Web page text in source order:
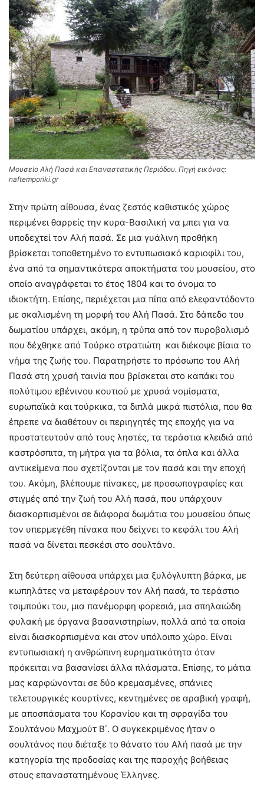
Μουσείο Αλή Πασά και Επαναστατικής Περιόδου. Πηγή εικόνας:
naftemporiki.gr
Στην πρώτη αίθουσα, ένας ζεστός καθιστικός χώρος
περιμένει θαρρείς την κυρα-Βασιλική να μπει για να
υποδεχτεί τον Αλή πασά. Σε μια γυάλινη προθήκη
βρίσκεται τοποθετημένο το εντυπωσιακό καριοφίλι του,
ένα από τα σημαντικότερα αποκτήματα του μουσείου, στο
οποίο αναγράφεται το έτος 1804 και το όνομα το
ιδιοκτήτη. Επίσης, περιέχεται μια πίπα από ελεφαντόδοντο
με σκαλισμένη τη μορφή του Αλή Πασά. Στο δάπεδο του
δωματίου υπάρχει, ακόμη, η τρύπα από τον πυροβολισμό
που δέχθηκε από Τούρκο στρατιώτη και διέκοψε βίαια το
νήμα της ζωής του. Παρατηρήστε το πρόσωπο του Αλή
Πασά στη χρυσή ταινία που βρίσκεται στο καπάκι του
πολύτιμου εβένινου κουτιού με χρυσά νομίσματα,
ευρωπαϊκά και τούρκικα, τα διπλά μικρά πιστόλια, που θα
έπρεπε να διαθέτουν οι περιηγητές της εποχής για να
προστατευτούν από τους ληστές, τα τεράστια κλειδιά από
καστρόσπιτα, τη μήτρα για τα βόλια, τα όπλα και άλλα
αντικείμενα που σχετίζονται με τον πασά και την εποχή
του. Ακόμη, βλέπουμε πίνακες, με προσωπογραφίες και
στιγμές από την ζωή του Αλή πασά, που υπάρχουν
διασκορπισμένοι σε διάφορα δωμάτια του μουσείου όπως
τον υπερμεγέθη πίνακα που δείχνει το κεφάλι του Αλή
πασά να δίνεται πεσκέσι στο σουλτάνο.
Στη δεύτερη αίθουσα υπάρχει μια ξυλόγλυπτη βάρκα, με
κωπηλάτες να μεταφέρουν τον Αλή πασά, το τεράστιο
τσιμπούκι του, μια πανέμορφη φορεσιά, μια σπηλαιώδη
φυλακή με όργανα βασανιστηρίων, πολλά από τα οποία
είναι διασκορπισμένα και στον υπόλοιπο χώρο. Είναι
εντυπωσιακή η ανθρώπινη ευρηματικότητα όταν
πρόκειται να βασανίσει άλλα πλάσματα. Επίσης, το μάτια
μας καρφώνονται σε δύο κρεμασμένες, σπάνιες
τελετουργικές κουρτίνες, κεντημένες σε αραβική γραφή,
με αποσπάσματα του Κορανίου και τη σφραγίδα του
Σουλτάνου Μαχμούτ Β΄. Ο συγκεκριμένος ήταν ο
σουλτάνος που διέταξε το θάνατο του Αλή πασά με την
κατηγορία της προδοσίας και της παροχής βοήθειας
στους επαναστατημένους Έλληνες.